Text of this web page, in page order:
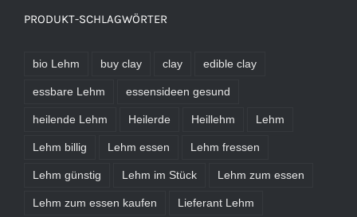
PRODUKT-SCHLAGWÖRTER
bio Lehm buy clay clay edible clay
essbare Lehm essensideen gesund
heilende Lehm Heilerde Heillehm Lehm
Lehm billig Lehm essen Lehm fressen
Lehm günstig Lehm im Stück Lehm zum essen
Lehm zum essen kaufen Lieferant Lehm